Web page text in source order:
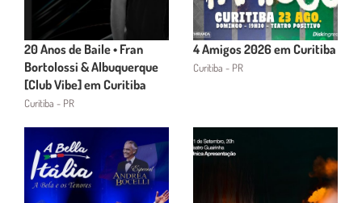
20 Anos de Baile • Fran
Bortolossi & Albuquerque
[Club Vibe] em Curitiba
Curitiba - PR
4 Amigos 2026 em Curitiba
Curitiba - PR